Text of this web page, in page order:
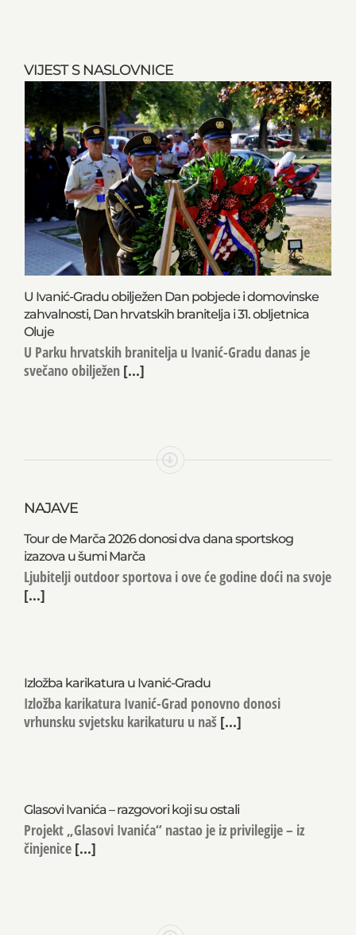
VIJEST S NASLOVNICE
U Ivanić-Gradu obilježen Dan pobjede i domovinske
zahvalnosti, Dan hrvatskih branitelja i 31. obljetnica
Oluje
U Parku hrvatskih branitelja u Ivanić-Gradu danas je
svečano obilježen [...]
NAJAVE
Tour de Marča 2026 donosi dva dana sportskog
izazova u šumi Marča
Ljubitelji outdoor sportova i ove će godine doći na svoje
[...]
Izložba karikatura u Ivanić-Gradu
Izložba karikatura Ivanić-Grad ponovno donosi
vrhunsku svjetsku karikaturu u naš [...]
Glasovi Ivanića – razgovori koji su ostali
Projekt „Glasovi Ivanića“ nastao je iz privilegije – iz
činjenice [...]